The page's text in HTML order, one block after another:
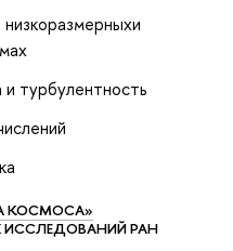
низкоразмерныхи
турбулентность
КОСМОСА»
РАН